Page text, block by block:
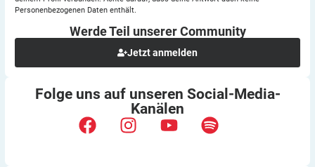
Personenbezogenen Daten enthält.
Werde Teil unserer Community
Jetzt anmelden
Folge uns auf unseren Social-Media-
Kanälen